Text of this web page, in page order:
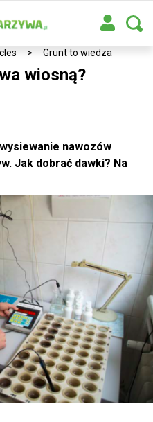
> Grunt to wiedza
wiosną?
nawozów
Jak dobrać dawki? Na